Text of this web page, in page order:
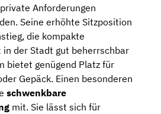
Anforderungen
Seine erhöhte Sitzposition
die kompakte
in der Stadt gut beherrschbar
bietet genügend Platz für
Gepäck. Einen besonderen
schwenkbare
mit. Sie lässt sich für